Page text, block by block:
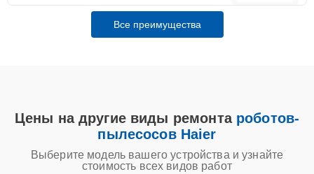
Все преимущества
Цены на другие виды ремонта роботов-
пылесосов Haier
Выберите модель вашего устройства и узнайте
стоимость всех видов работ